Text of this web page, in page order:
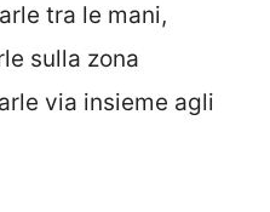
tra le mani,
sulla zona
via insieme agli